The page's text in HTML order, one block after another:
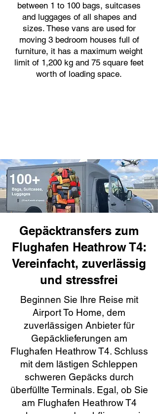
between 1 to 100 bags, suitcases
and luggages of all shapes and
sizes. These vans are used for
moving 3 bedroom houses full of
furniture, it has a maximum weight
limit of 1,200 kg and 75 square feet
worth of loading space.
Gepäcktransfers zum
Flughafen Heathrow T4:
Vereinfacht, zuverlässig
und stressfrei
Beginnen Sie Ihre Reise mit
Airport To Home, dem
zuverlässigen Anbieter für
Gepäcklieferungen am
Flughafen Heathrow T4. Schluss
mit dem lästigen Schleppen
schweren Gepäcks durch
überfüllte Terminals. Egal, ob Sie
am Flughafen Heathrow T4